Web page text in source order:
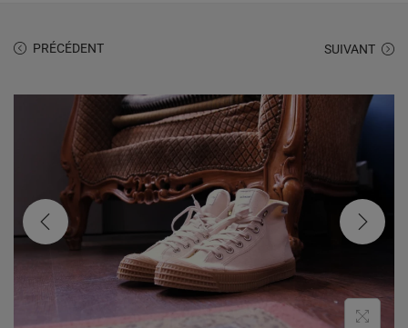
PRÉCÉDENT SUIVANT